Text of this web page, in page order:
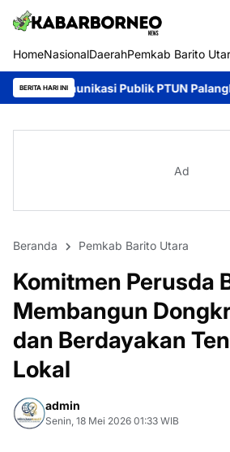
HomeNasionalDaerahPemkab Barito
BERITA HARI INI
PTUN Palangka Raya
Ad
Beranda Pemkab Barito Utara
Komitmen Perusda
Membangun
dan Berdayakan
Lokal
admin
Senin, 18 Mei 2026 01:33 WIB